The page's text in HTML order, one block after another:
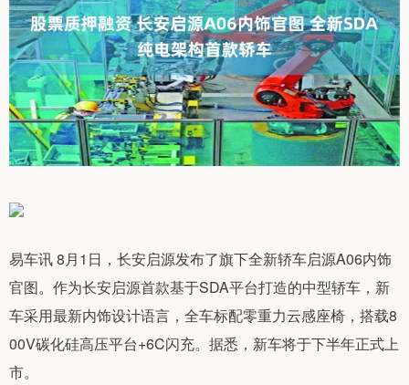
易车讯 8月1日，长安启源发布了旗下全新轿车启源A06内饰
官图。作为长安启源首款基于SDA平台打造的中型轿车，新
车采用最新内饰设计语言，全车标配零重力云感座椅，搭载8
00V碳化硅高压平台+6C闪充。据悉，新车将于下半年正式上
市。